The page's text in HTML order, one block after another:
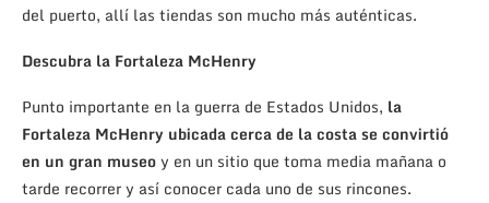
del puerto, allí las tiendas son mucho más auténticas.
Descubra la Fortaleza McHenry
Punto importante en la guerra de Estados Unidos, la
Fortaleza McHenry ubicada cerca de la costa se convirtió
en un gran museoy en un sitio que toma media mañana o
tarde recorrer y así conocer cada uno de sus rincones.